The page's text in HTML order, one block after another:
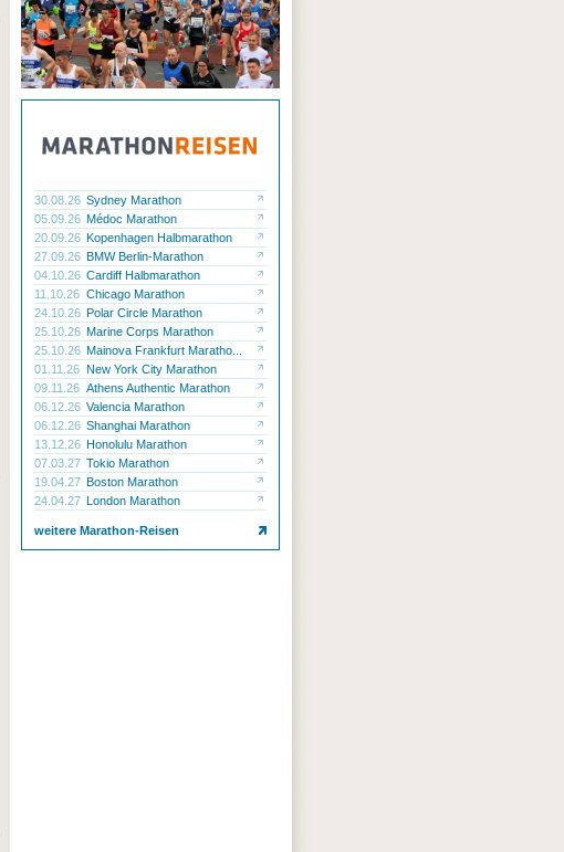
30.08.26 Sydney Marathon
05.09.26 Médoc Marathon
20.09.26 Kopenhagen Halbmarathon
27.09.26 BMW Berlin-Marathon
04.10.26 Cardiff Halbmarathon
11.10.26 Chicago Marathon
24.10.26 Polar Circle Marathon
25.10.26 Marine Corps Marathon
25.10.26 Mainova Frankfurt Maratho...
01.11.26 New York City Marathon
09.11.26 Athens Authentic Marathon
06.12.26 Valencia Marathon
06.12.26 Shanghai Marathon
13.12.26 Honolulu Marathon
07.03.27 Tokio Marathon
19.04.27 Boston Marathon
24.04.27 London Marathon
weitere Marathon-Reisen